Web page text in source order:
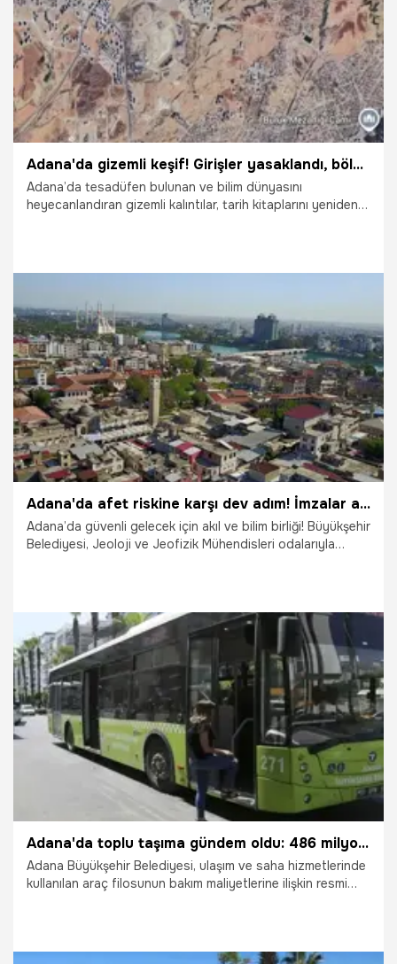
Temmuz 2026 olarak açıklandı.
12.06.2026 Adana
Adana'da gizemli keşif! Girişler yasaklandı, bölge acil koruma altına alındı
Adana’da tesadüfen bulunan ve bilim dünyasını
heyecanlandıran gizemli kalıntılar, tarih kitaplarını yeniden
8.06.2026 Adana
Adana'da afet riskine karşı dev adım! İmzalar atıldı
Adana’da güvenli gelecek için akıl ve bilim birliği! Büyükşehir
Belediyesi, Jeoloji ve Jeofizik Mühendisleri odalarıyla
4.06.2026 Adana
Adana'da toplu taşıma gündem oldu: 486 milyon TL harcama yapıldı
Adana Büyükşehir Belediyesi, ulaşım ve saha hizmetlerinde
kullanılan araç filosunun bakım maliyetlerine ilişkin resmi
toplam 486 milyon TL harcama yapıldığı duyuruldu.